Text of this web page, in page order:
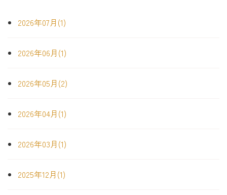
2026年07月(1)
2026年06月(1)
2026年05月(2)
2026年04月(1)
2026年03月(1)
2025年12月(1)